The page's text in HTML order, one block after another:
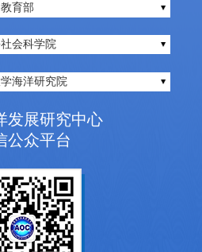
教育部
会科学院
海洋研究院
发展研究中心
公众平台